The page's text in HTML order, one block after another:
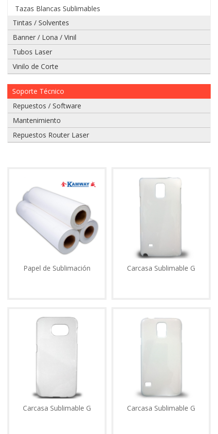
628
609
Enviar
Tazas Blancas Sublimables
Tintas / Solventes
Banner / Lona / Vinil
Tubos Laser
Vinilo de Corte
Soporte Técnico
Repuestos / Software
Mantenimiento
Repuestos Router Laser
Papel de Sublimación Carcasa Sublimable G
Carcasa Sublimable G Carcasa Sublimable G